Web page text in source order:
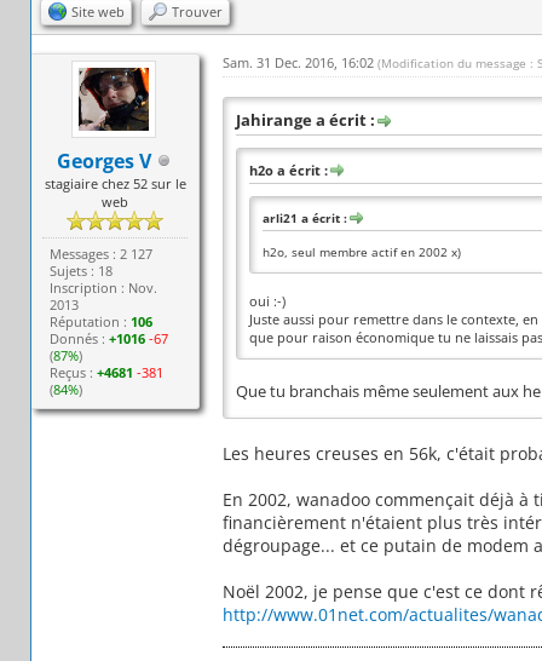
Site web Trouver
Georges V
stagiaire chez 52 sur le
web
Messages : 2 127
Sujets : 18
Inscription : Nov.
2013
Réputation : 106
Donnés :+1016 -67
(87%)
Reçus :+4681 -381
(84%)
Sam. 31 Dec. 2016, 16:02 (Modification du message :
Jahirange a écrit :
h2o a écrit :
arli21 a écrit :
h2o, seul membre actif en 2002 x)
oui :-)
Juste aussi pour remettre dans le contexte,
que pour raison économique tu ne laissais
Que tu branchais même seulement aux
Les heures creuses en 56k, c'était
En 2002, wanadoo commençait déjà
financièrement n'étaient plus très
dégroupage... et ce putain de modem
Noël 2002, je pense que c'est ce dont
http://www.01net.com/actualites/